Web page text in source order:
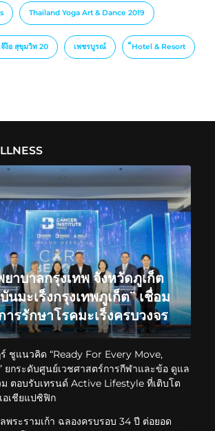
Thailand Yoga Art & Dance 2019
จ๊ง้อ สุขุมวิท 20 เพชรบูรณ์ ็Hotel & Resort
ยาบาลกรุงเทพ จังหวัดภูเก็ต
นมะเร็งกรุงเทพภูเก็ต” เชื่อม
ารรักษาโรคมะเร็งครบวงจร
ชูแนวคิด “Ready For Every Move,
ยกระดับศูนย์เวชศาสตร์การกีฬาและข้อ ดูแล
ตอบรับเทรนด์ Active Lifestyle ที่เติบโต
อเชียแปซิฟิก
พระรามเก้า ฉลองครบรอบ 34 ปี ต่อยอด